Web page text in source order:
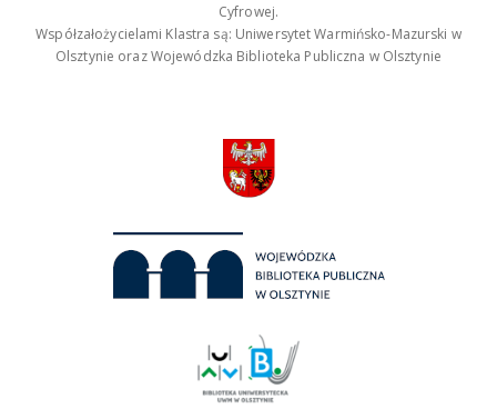
Cyfrowej.
Współzałożycielami Klastra są: Uniwersytet Warmińsko-Mazurski w
Olsztynie oraz Wojewódzka Biblioteka Publiczna w Olsztynie